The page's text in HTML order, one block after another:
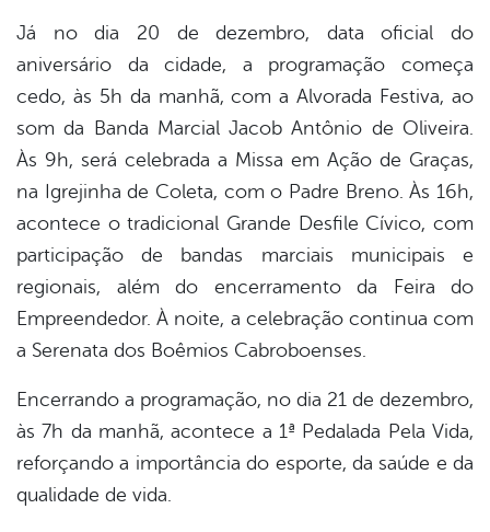
Já no dia 20 de dezembro, data oficial do
aniversário da cidade, a programação começa
cedo, às 5h da manhã, com a Alvorada Festiva, ao
som da Banda Marcial Jacob Antônio de Oliveira.
Às 9h, será celebrada a Missa em Ação de Graças,
na Igrejinha de Coleta, com o Padre Breno. Às 16h,
acontece o tradicional Grande Desfile Cívico, com
participação de bandas marciais municipais e
regionais, além do encerramento da Feira do
Empreendedor. À noite, a celebração continua com
a Serenata dos Boêmios Cabroboenses.
Encerrando a programação, no dia 21 de dezembro,
às 7h da manhã, acontece a 1ª Pedalada Pela Vida,
reforçando a importância do esporte, da saúde e da
qualidade de vida.